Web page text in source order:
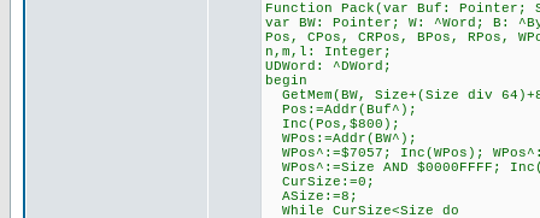
Function Pack(var Buf:
var BW: Pointer; W: ^Word; B:
Pos, CPos, CRPos, BPos, RPos,
n,m,l: Integer;
UDWord: ^DWord;
begin
GetMem(BW, Size+(Size div
Pos:=Addr(Buf^);
Inc(Pos,$800);
WPos:=Addr(BW^);
WPos^:=$7057; Inc(WPos);
WPos^:=Size AND $0000FFFF;
CurSize:=0;
ASize:=8;
While CurSize<Size do